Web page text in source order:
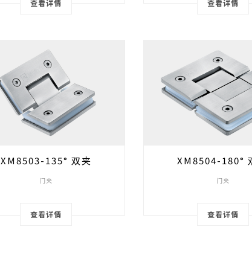
查看详情 查看详情
XM8503-135° 双夹
门夹
查看详情
XM8504-180°
门夹
查看详情